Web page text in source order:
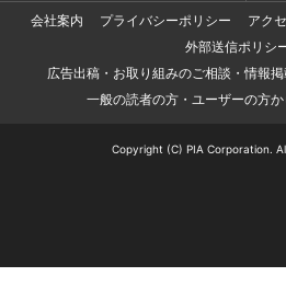
会社案内
プライバシーポリシー
アク
外部送信ポリシ
広告出稿・お取り組みのご相談・情報
一般の読者の方・ユーザーの方
Copyright (C) PIA Corporation.